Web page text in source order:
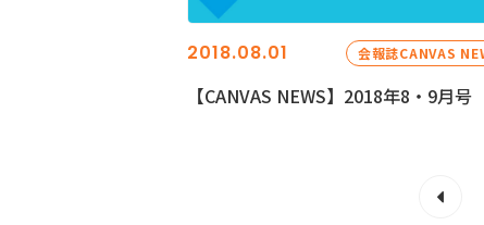
2018.08.01 会報誌CANVAS
【CANVAS NEWS】2018年8・9月号